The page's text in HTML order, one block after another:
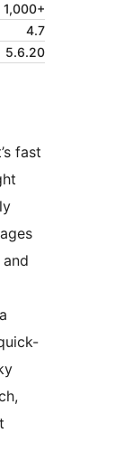
1,000+
4.7
5.6.20
fast
and